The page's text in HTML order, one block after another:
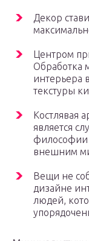
Декор
Центром
Обработка
интерьера
текстуры
Костлявая
является
философии
внешним
Вещи не
дизайне
людей,